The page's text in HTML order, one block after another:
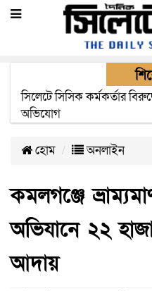
সিলেটে সিসিক কর্মকর্তার
অভিযোগ
হোম অনলাইন
কমলগঞ্জে
অভিযানে ২২
আদায়